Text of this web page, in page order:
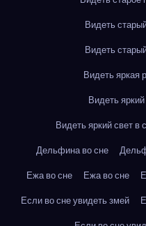
Видеть
Видеть
Видеть яркая
Видеть
Видеть яркий свет в
Дельфина во сне
Ежа во сне
Ежа во сне
Если во сне увидеть змей